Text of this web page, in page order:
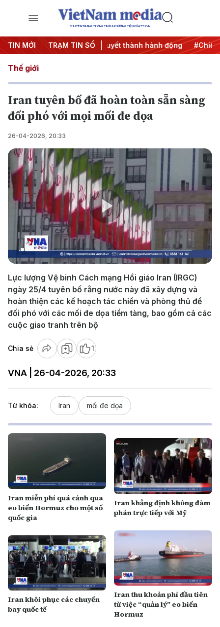
CHUYÊN TRANG THÔNG TIN ĐA PHƯƠNG TIỆN CỦA TTXVN
TIN MỚI TRẠM TIN SỐ
3 #Đưa Nghị quyết thành hành động #Chiến dịch 500
Thế giới
Iran tuyên bố đã hoàn toàn sẵn sàng
đối phó với mọi mối đe dọa
26-04-2026, 20:33
Play
Video
Lực lượng Vệ binh Cách mạng Hồi giáo Iran (IRGC)
ngày 25/4 tuyên bố rằng nước này đã xây dựng và
hoàn thiện các kế hoạch tác chiến và phòng thủ để
đối phó với các mối đe dọa tiềm tàng, bao gồm cả các
cuộc giao tranh trên bộ
Chia sẻ 1
VNA | 26-04-2026, 20:33
Từ khóa: Iran mối đe dọa
Iran miễn phí quá cảnh qua
eo biển Hormuz cho một số
quốc gia
Iran khẳng định không đàm
phán trực tiếp với Mỹ
Iran khôi phục các chuyến
bay quốc tế
Iran thu khoản phí đầu tiên
từ việc “quản lý” eo biển
Hormuz